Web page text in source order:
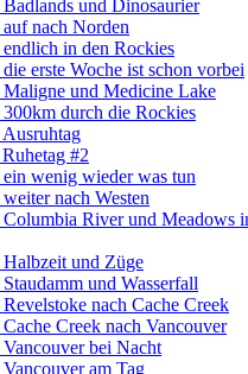
und Dinosaurier
nach Norden
in den Rockies
erste Woche ist schon vorbei
Maligne und Medicine Lake
durch die Rockies
#2
wenig wieder was tun
nach Westen
Columbia River und Meadows
Halbzeit und Züge
und Wasserfall
nach Cache Creek
Creek nach Vancouver
bei Nacht
am Tag